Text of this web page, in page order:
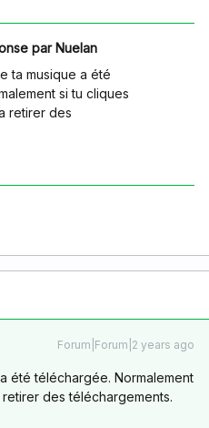
parNuelan
ta musique a été
si tu cliques
retirer des
Forum|Forum|2 years ago
été téléchargée. Normalement
des téléchargements.